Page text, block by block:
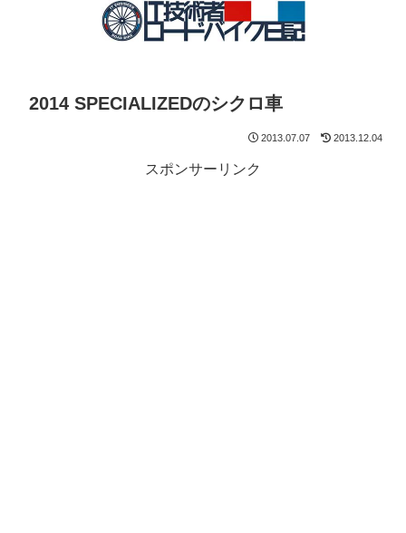
2014 SPECIALIZEDのシクロ車
2013.07.07 2013.12.04
スポンサーリンク